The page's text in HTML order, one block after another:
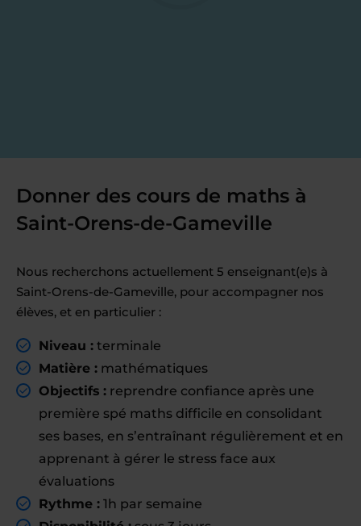
Donner des cours de maths à
Saint-Orens-de-Gameville
Nous recherchons actuellement 5 enseignant(e)s à
Saint-Orens-de-Gameville, pour accompagner nos
élèves, et en particulier :
Niveau : terminale
Matière : mathématiques
Objectifs : reprendre confiance après une
première spé maths difficile en consolidant
ses bases, en s’entraînant régulièrement et en
apprenant à gérer le stress face aux
évaluations
Rythme : 1h par semaine